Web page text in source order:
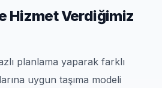
Hizmet Verdiğimiz
planlama yaparak farklı
uygun taşıma modeli